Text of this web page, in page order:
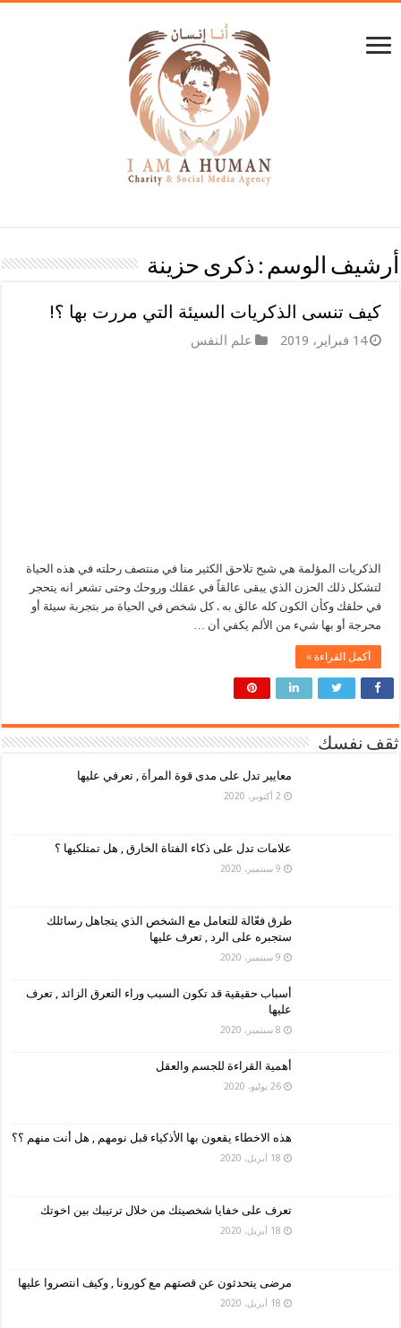
أرشيف الوسم : ذكرى حزينة
كيف تنسى الذكريات السيئة التي مررت بها ؟!
14 فبراير، 2019 علم النفس
الذكريات المؤلمة هي شبح تلاحق الكثير منا في منتصف رحلته في هذه الحياة
لتشكل ذلك الحزن الذي يبقى عالقاً في عقلك وروحك وحتى تشعر انه يتحجر
في حلقك وكأن الكون كله عالق به . كل شخص في الحياة مر بتجربة سيئة أو
محرجة أو بها شيء من الألم يكفي أن …
أكمل القراءة »
ثقف نفسك
معايير تدل على مدى قوة المرأة , تعرفي عليها
2 أكتوبر، 2020
علامات تدل على ذكاء الفتاة الخارق , هل تمتلكيها ؟
9 سبتمبر، 2020
طرق فعّالة للتعامل مع الشخص الذي يتجاهل رسائلك
ستجبره على الرد , تعرف عليها
9 سبتمبر، 2020
أسباب حقيقية قد تكون السبب وراء التعرق الزائد , تعرف
عليها
8 سبتمبر، 2020
أهمية القراءة للجسم والعقل
26 يوليو، 2020
هذه الاخطاء يقعون بها الأذكياء قبل نومهم , هل أنت منهم ؟؟
18 أبريل، 2020
تعرف على خفايا شخصيتك من خلال ترتيبك بين اخوتك
18 أبريل، 2020
مرضى يتحدثون عن قصتهم مع كورونا , وكيف انتصروا عليها
18 أبريل، 2020